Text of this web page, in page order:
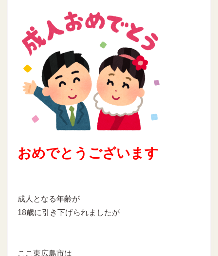
おめでとうございます
成人となる年齢が
18歳に引き下げられましたが
ここ東広島市は